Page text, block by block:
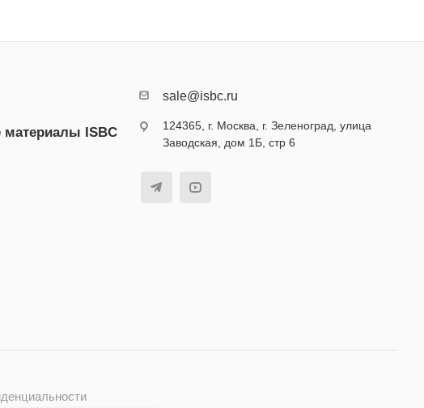
материалы ISBC
sale@isbc.ru
124365, г. Москва, г. Зеленоград, улица
Заводская, дом 1Б, стр 6